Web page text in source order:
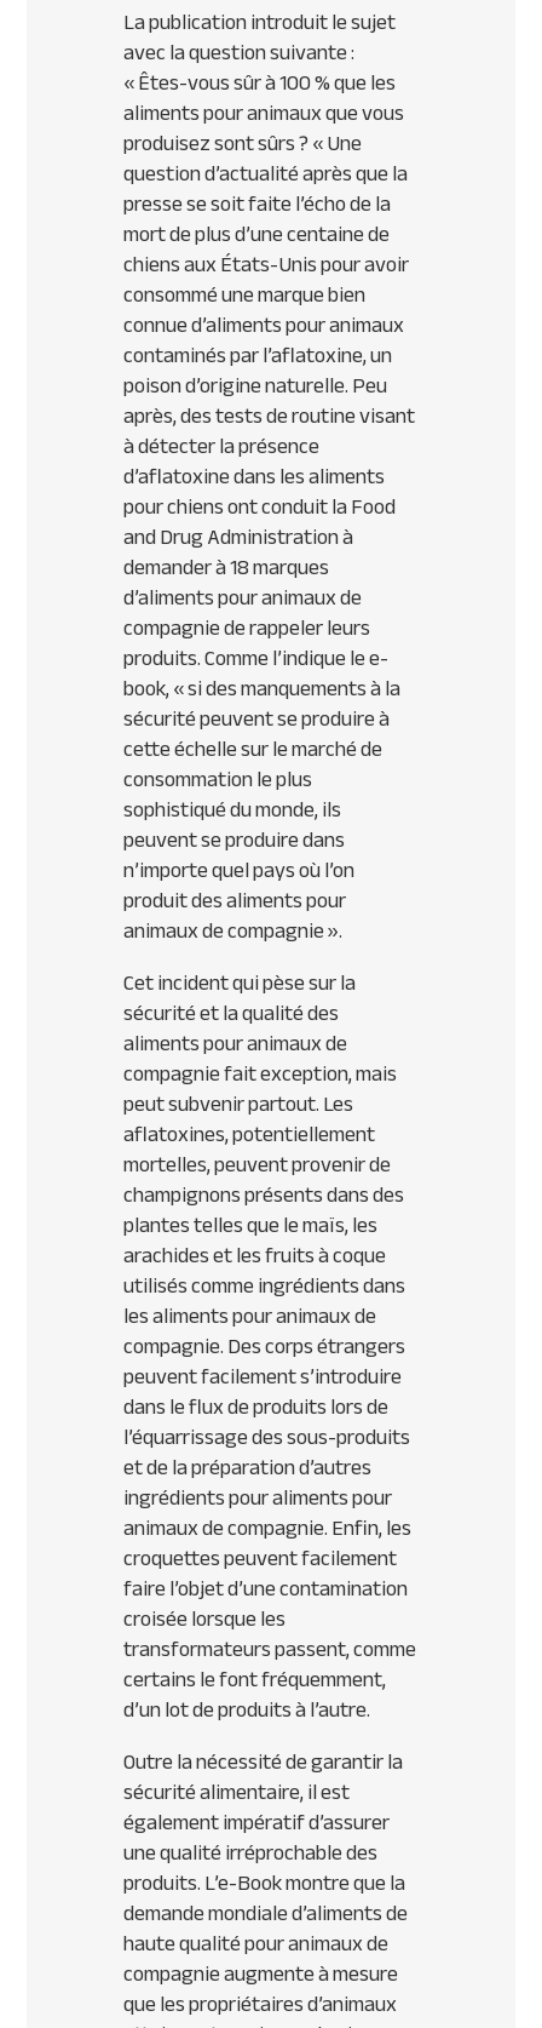
La publication introduit le sujet
avec la question suivante :
« Êtes-vous sûr à 100 % que les
aliments pour animaux que vous
produisez sont sûrs ? « Une
question d’actualité après que la
presse se soit faite l’écho de la
mort de plus d’une centaine de
chiens aux États-Unis pour avoir
consommé une marque bien
connue d’aliments pour animaux
contaminés par l’aflatoxine, un
poison d’origine naturelle. Peu
après, des tests de routine visant
à détecter la présence
d’aflatoxine dans les aliments
pour chiens ont conduit la Food
and Drug Administration à
demander à 18 marques
d’aliments pour animaux de
compagnie de rappeler leurs
produits. Comme l’indique le e-
book, « si des manquements à la
sécurité peuvent se produire à
cette échelle sur le marché de
consommation le plus
sophistiqué du monde, ils
peuvent se produire dans
n’importe quel pays où l’on
produit des aliments pour
animaux de compagnie ».
Cet incident qui pèse sur la
sécurité et la qualité des
aliments pour animaux de
compagnie fait exception, mais
peut subvenir partout. Les
aflatoxines, potentiellement
mortelles, peuvent provenir de
champignons présents dans des
plantes telles que le maïs, les
arachides et les fruits à coque
utilisés comme ingrédients dans
les aliments pour animaux de
compagnie. Des corps étrangers
peuvent facilement s’introduire
dans le flux de produits lors de
l’équarrissage des sous-produits
et de la préparation d’autres
ingrédients pour aliments pour
animaux de compagnie. Enfin, les
croquettes peuvent facilement
faire l’objet d’une contamination
croisée lorsque les
transformateurs passent, comme
certains le font fréquemment,
d’un lot de produits à l’autre.
Outre la nécessité de garantir la
sécurité alimentaire, il est
également impératif d’assurer
une qualité irréprochable des
produits. L’e-Book montre que la
demande mondiale d’aliments de
haute qualité pour animaux de
compagnie augmente à mesure
que les propriétaires d’animaux